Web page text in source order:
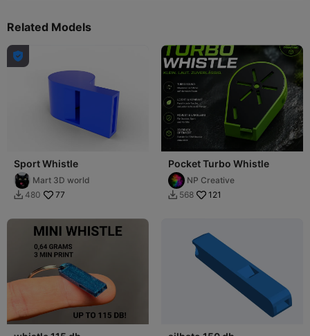
Related Models

Sport Whistle
Mart 3D world
 480 77
Pocket Turbo Whistle
NP Creative
 568 121